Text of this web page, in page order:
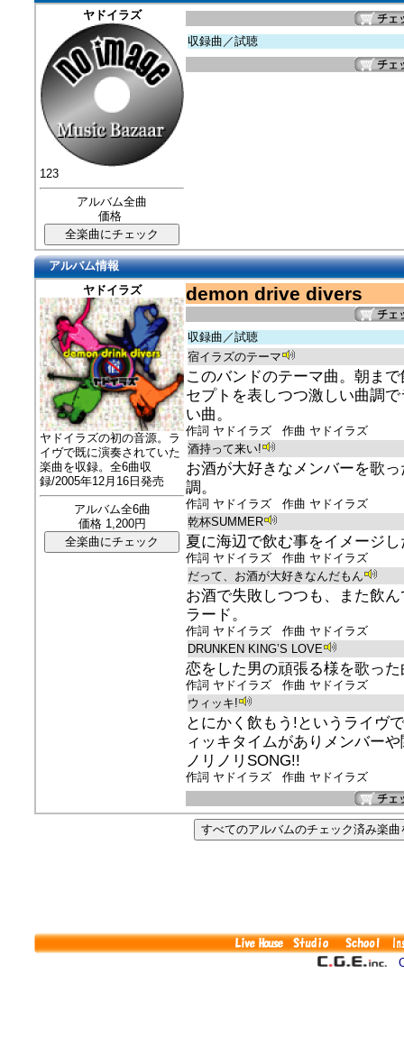
ヤドイラズ
123
アルバム全曲
価格
収録曲／試聴
アルバム情報
ヤドイラズ
ヤドイラズの初の音源。ラ
イヴで既に演奏されていた
楽曲を収録。全6曲収
録/2005年12月16日発売
アルバム全6曲
価格 1,200円
demon drive divers
収録曲／試聴
宿イラズのテーマ
このバンドのテーマ曲。朝ま
セプトを表しつつ激しい曲調
い曲。
作詞 ヤドイラズ 作曲 ヤドイラズ
酒持って来い!
お酒が大好きなメンバーを歌
調。
作詞 ヤドイラズ 作曲 ヤドイラズ
乾杯SUMMER
夏に海辺で飲む事をイメージ
作詞 ヤドイラズ 作曲 ヤドイラズ
だって、お酒が大好きなんだもん
お酒で失敗しつつも、また飲
ラード。
作詞 ヤドイラズ 作曲 ヤドイラズ
DRUNKEN KING’S LOVE
恋をした男の頑張る様を歌っ
作詞 ヤドイラズ 作曲 ヤドイラズ
ウィッキ!
とにかく飲もう!というライヴ
ィッキタイムがありメンバー
ノリノリSONG!!
作詞 ヤドイラズ 作曲 ヤドイラズ